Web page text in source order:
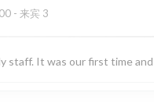
- 来宾 3
staff. It was our first time